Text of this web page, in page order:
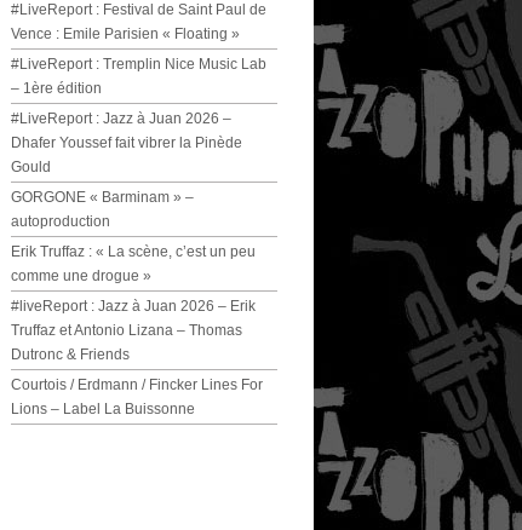
#LiveReport : Festival de Saint Paul de
Vence : Emile Parisien « Floating »
#LiveReport : Tremplin Nice Music Lab
– 1ère édition
#LiveReport : Jazz à Juan 2026 –
Dhafer Youssef fait vibrer la Pinède
Gould
GORGONE « Barminam » –
autoproduction
Erik Truffaz : « La scène, c’est un peu
comme une drogue »
#liveReport : Jazz à Juan 2026 – Erik
Truffaz et Antonio Lizana – Thomas
Dutronc & Friends
Courtois / Erdmann / Fincker Lines For
Lions – Label La Buissonne